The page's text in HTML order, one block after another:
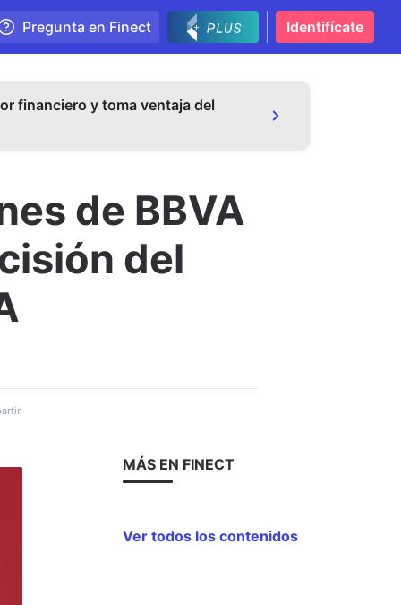
Pregunta en Finect Identifícate
financiero y toma ventaja del
de BBVA
del
MÁS EN FINECT
Ver todos los contenidos